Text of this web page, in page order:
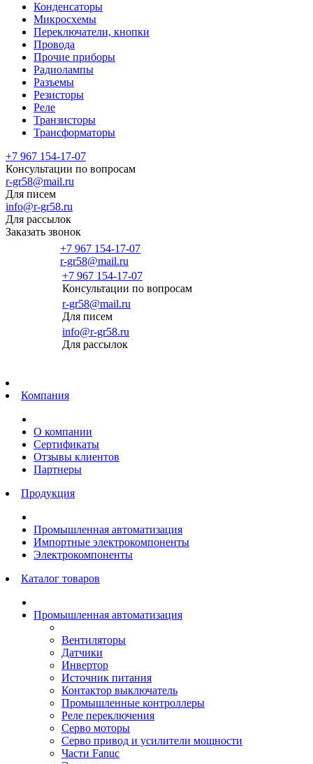
Конденсаторы
Микросхемы
Переключатели, кнопки
Провода
Прочие приборы
Радиолампы
Разъемы
Резисторы
Реле
Транзисторы
Трансформаторы
+7 967 154-17-07
Консультации по вопросам
r-gr58@mail.ru
Для писем
info@r-gr58.ru
Для рассылок
Заказать звонок
+7 967 154-17-07
r-gr58@mail.ru
+7 967 154-17-07
Консультации по вопросам
r-gr58@mail.ru
Для писем
info@r-gr58.ru
Для рассылок
Компания
О компании
Сертификаты
Отзывы клиентов
Партнеры
Продукция
Промышленная автоматизация
Импортные электрокомпоненты
Электрокомпоненты
Каталог товаров
Промышленная автоматизация
Вентиляторы
Датчики
Инвертор
Источник питания
Контактор выключатель
Промышленные контроллеры
Реле переключения
Серво моторы
Серво привод и усилители мощности
Части Fanuc